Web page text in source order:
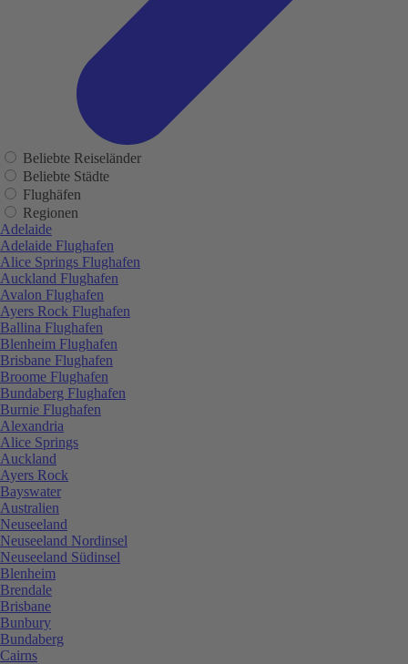
Beliebte Reiseländer
Beliebte Städte
Flughäfen
Regionen
Adelaide
Adelaide Flughafen
Alice Springs Flughafen
Auckland Flughafen
Avalon Flughafen
Ayers Rock Flughafen
Ballina Flughafen
Blenheim Flughafen
Brisbane Flughafen
Broome Flughafen
Bundaberg Flughafen
Burnie Flughafen
Alexandria
Alice Springs
Auckland
Ayers Rock
Bayswater
Australien
Neuseeland
Neuseeland Nordinsel
Neuseeland Südinsel
Blenheim
Brendale
Brisbane
Bunbury
Bundaberg
Cairns